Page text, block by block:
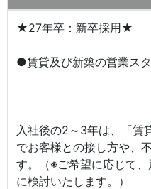
★27年卒：新卒採用★
●賃貸及び新築の営業ス
入社後の2～3年は、「賃
でお客様との接し方や、
す。（※ご希望に応じて
に検討いたします。）